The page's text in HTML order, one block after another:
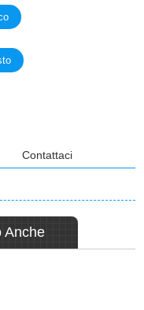
Contattaci
Anche